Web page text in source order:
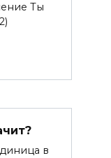
Ты
в